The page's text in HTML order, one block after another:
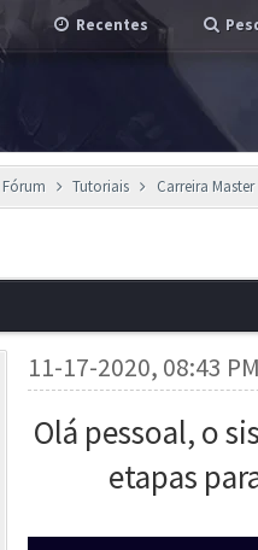
Recentes
Fórum Tutoriais Carreira Master
11-17-2020, 08:43
Olá pessoal, o
etapas